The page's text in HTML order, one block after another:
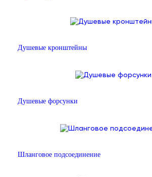
Душевые кронштейны
Душевые форсунки
Шланговое подсоединение